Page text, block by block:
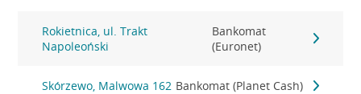
Rokietnica, ul. Trakt
Napoleoński
Bankomat
(Euronet)
Skórzewo, Malwowa 162 Bankomat (Planet Cash)